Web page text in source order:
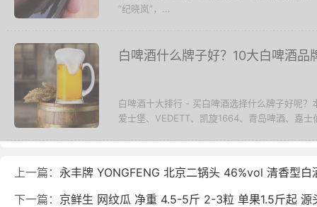
“纪晓岚”，...
白啤酒什么牌子好？10大白啤酒品
白啤酒十大排行 - 买白啤酒选择什么牌子好呢
爱士堡、VEDETT、凯旋1664、青岛啤酒、嘉
上一篇： 永丰牌 YONGFENG 北京二锅头 46%vol 清香型
下一篇： 京鲜生 网纹瓜 净重 4.5-5斤 2-3粒 单果1.5斤起 源